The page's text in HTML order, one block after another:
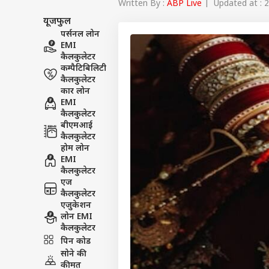
यूजफुल
पर्सनल लोन
EMI
कैलकुलेटर
कम्पैटिबिलिटी
कैलकुलेटर
कार लोन
EMI
कैलकुलेटर
बीएमआई
कैलकुलेटर
होम लोन
EMI
कैलकुलेटर
एज
कैलकुलेटर
एजुकेशन
लोन EMI
कैलकुलेटर
पिन कोड
सोने की
कीमत
Written By : ABP Live | Updated at :
हॅलो गेस्ट